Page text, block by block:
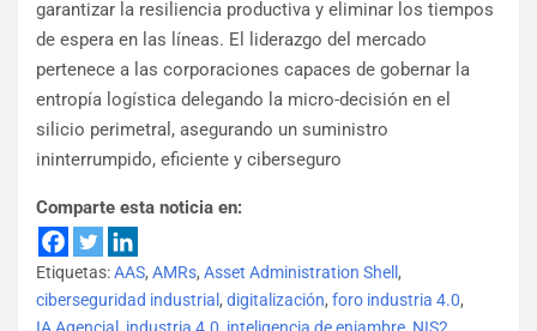
garantizar la resiliencia productiva y eliminar los tiempos
de espera en las líneas. El liderazgo del mercado
pertenece a las corporaciones capaces de gobernar la
entropía logística delegando la micro-decisión en el
silicio perimetral, asegurando un suministro
ininterrumpido, eficiente y ciberseguro
Comparte esta noticia en:
Etiquetas:AAS, AMRs, Asset Administration Shell ,
ciberseguridad industrial , digitalización, foro industria 4.0,